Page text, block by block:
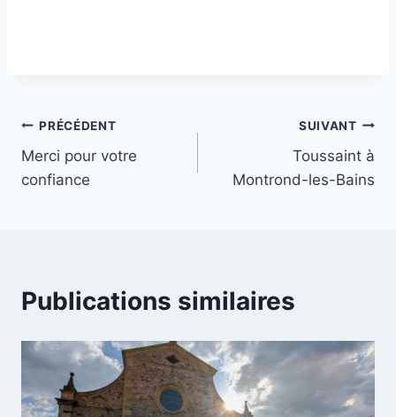
Navigation
de
PRÉCÉDENT
Merci pour votre
confiance
SUIVANT
Toussaint à
Montrond-les-Bains
Publications similaires